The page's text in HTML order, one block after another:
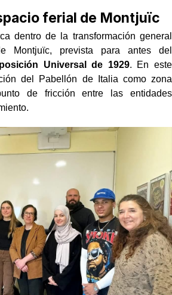
ferial de Montjuïc
dentro de la transformación general
Montjuïc, prevista para antes del
Universal de 1929. En este
del Pabellón de Italia como zona
de fricción entre las entidades